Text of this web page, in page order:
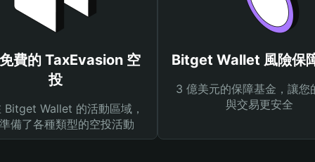
費的 TaxEvasion 空
投
Bitget Wallet 的活動區域，
備了各種類型的空投活動
Bitget Wallet 風險保
3 億美元的保障基金，讓您
與交易更安全